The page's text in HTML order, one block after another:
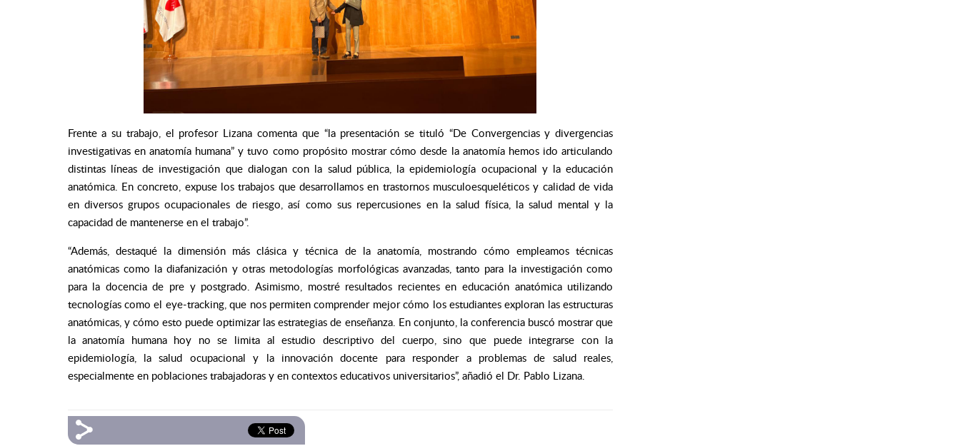
Frente a su trabajo, el profesor Lizana comenta que “la presentación se tituló “De Convergencias y divergencias
investigativas en anatomía humana” y tuvo como propósito mostrar cómo desde la anatomía hemos ido articulando
distintas líneas de investigación que dialogan con la salud pública, la epidemiología ocupacional y la educación
anatómica. En concreto, expuse los trabajos que desarrollamos en trastornos musculoesqueléticos y calidad de vida
en diversos grupos ocupacionales de riesgo, así como sus repercusiones en la salud física, la salud mental y la
capacidad de mantenerse en el trabajo”.
“Además, destaqué la dimensión más clásica y técnica de la anatomía, mostrando cómo empleamos técnicas
anatómicas como la diafanización y otras metodologías morfológicas avanzadas, tanto para la investigación como
para la docencia de pre y postgrado. Asimismo, mostré resultados recientes en educación anatómica utilizando
tecnologías como el eye-tracking, que nos permiten comprender mejor cómo los estudiantes exploran las estructuras
anatómicas, y cómo esto puede optimizar las estrategias de enseñanza. En conjunto, la conferencia buscó mostrar que
la anatomía humana hoy no se limita al estudio descriptivo del cuerpo, sino que puede integrarse con la
epidemiología, la salud ocupacional y la innovación docente para responder a problemas de salud reales,
especialmente en poblaciones trabajadoras y en contextos educativos universitarios”, añadió el Dr. Pablo Lizana.